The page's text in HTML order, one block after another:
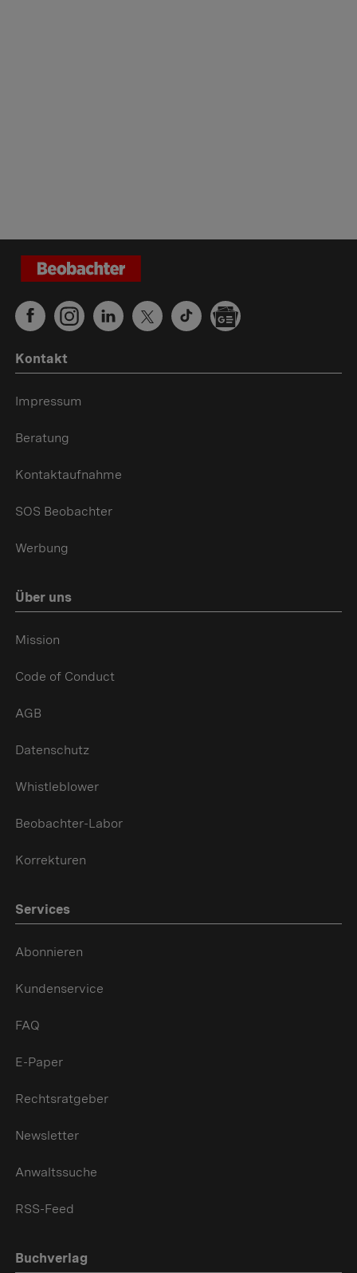
Kontakt
Impressum
Beratung
Kontaktaufnahme
SOS Beobachter
Werbung
Über uns
Mission
Code of Conduct
AGB
Datenschutz
Whistleblower
Beobachter-Labor
Korrekturen
Services
Abonnieren
Kundenservice
FAQ
E-Paper
Rechtsratgeber
Newsletter
Anwaltssuche
RSS-Feed
Buchverlag